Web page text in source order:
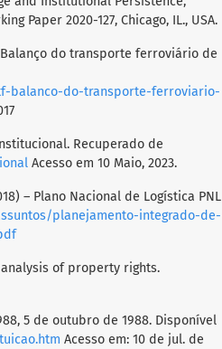
Paper 2020-127, Chicago, IL., USA.
Balanço do transporte ferroviário de
balanco-do-transporte-ferroviario-
Institucional. Recuperado de
Acesso em 10 Maio, 2023.
– Plano Nacional de Logística PNL
planejamento-integrado-de-
analysis of property rights.
5 de outubro de 1988. Disponível
Acesso em: 10 de jul. de